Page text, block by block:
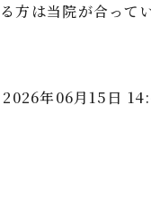
方は当院が合って
2026年06月15日